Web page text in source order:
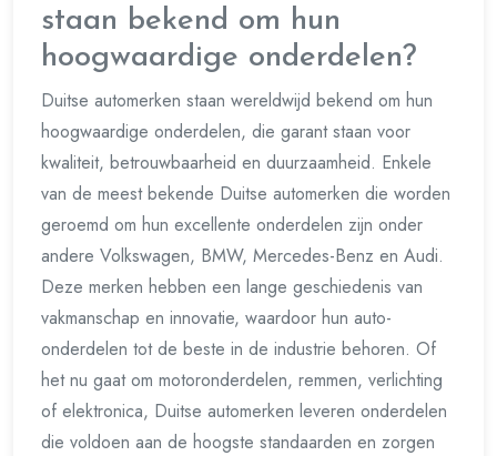
staan bekend om hun
hoogwaardige onderdelen?
Duitse automerken staan wereldwijd bekend om hun
hoogwaardige onderdelen, die garant staan voor
kwaliteit, betrouwbaarheid en duurzaamheid. Enkele
van de meest bekende Duitse automerken die worden
geroemd om hun excellente onderdelen zijn onder
andere Volkswagen, BMW, Mercedes-Benz en Audi.
Deze merken hebben een lange geschiedenis van
vakmanschap en innovatie, waardoor hun auto-
onderdelen tot de beste in de industrie behoren. Of
het nu gaat om motoronderdelen, remmen, verlichting
of elektronica, Duitse automerken leveren onderdelen
die voldoen aan de hoogste standaarden en zorgen